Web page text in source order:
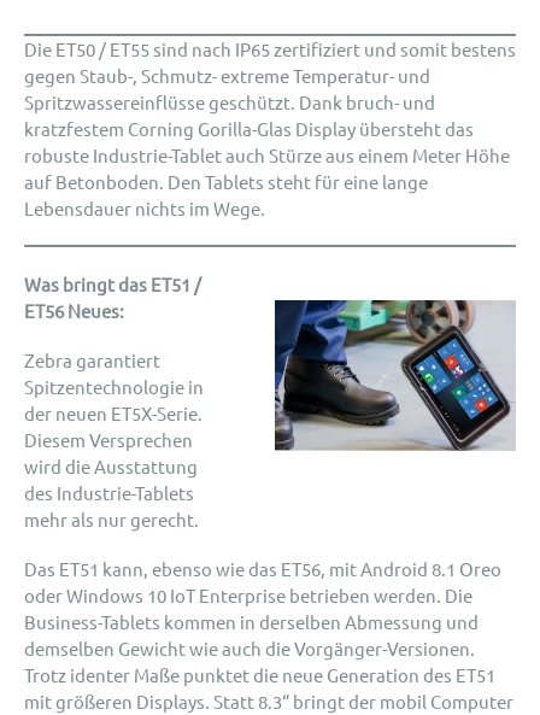
Die ET50 / ET55 sind nach IP65 zertifiziert und somit bestens
gegen Staub-, Schmutz- extreme Temperatur- und
Spritzwassereinflüsse geschützt. Dank bruch- und
kratzfestem Corning Gorilla-Glas Display übersteht das
robuste Industrie-Tablet auch Stürze aus einem Meter Höhe
auf Betonboden. Den Tablets steht für eine lange
Lebensdauer nichts im Wege.
Was bringt das ET51 /
ET56 Neues:
Zebra garantiert
Spitzentechnologie in
der neuen ET5X-Serie.
Diesem Versprechen
wird die Ausstattung
des Industrie-Tablets
mehr als nur gerecht.
Das ET51 kann, ebenso wie das ET56, mit Android 8.1 Oreo
oder Windows 10 IoT Enterprise betrieben werden. Die
Business-Tablets kommen in derselben Abmessung und
demselben Gewicht wie auch die Vorgänger-Versionen.
Trotz identer Maße punktet die neue Generation des ET51
mit größeren Displays. Statt 8.3“ bringt der mobil Computer